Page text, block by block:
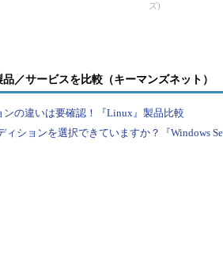
ズ)
／サービスを比較（キーマンズネット）
ンの違いは要確認！『Linux』製品比較
ィションを選択できていますか？『Windows